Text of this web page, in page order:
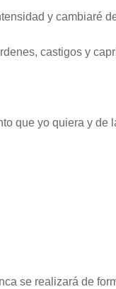
y cambiaré
castigos y
que yo quiera y de
se realizará de